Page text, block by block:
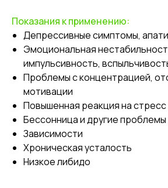
Показания к применению:
Депрессивные симптомы,
Эмоциональная
импульсивность,
Проблемы с концентрацией,
мотивации
Повышенная реакция на стресс
Бессонница и другие
Зависимости
Хроническая усталость
Низкое либидо